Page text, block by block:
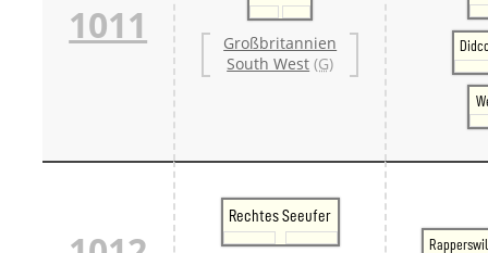
1011
Großbritannien
South West (G)
Rechtes Seeufer
Rapperswil